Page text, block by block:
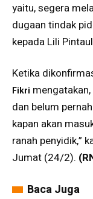
yaitu, segera
dugaan tindak
kepada Lili
Ketika
Fikri mengatakan,
dan belum
kapan akan
ranah penyidik,”
Jumat (24/2).
Baca Juga